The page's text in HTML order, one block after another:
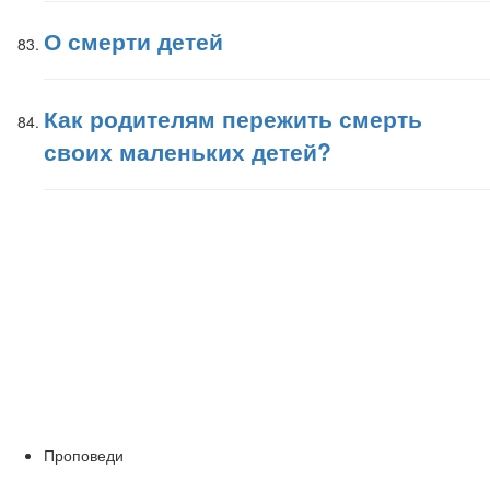
О смерти детей
Как родителям пережить смерть
своих маленьких детей?
Проповеди